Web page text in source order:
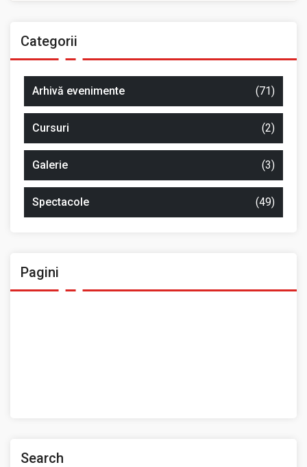
Categorii
Arhivă evenimente (71)
Cursuri (2)
Galerie (3)
Spectacole (49)
Pagini
Search